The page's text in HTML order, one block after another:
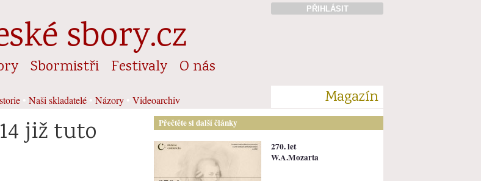
PŘIHLÁSIT
sbory.cz
Sbormistři Festivaly O nás
Naši skladatelé Názory Videoarchiv Magazín
již tuto
Přečtěte si další články
270. let
W.A.Mozarta